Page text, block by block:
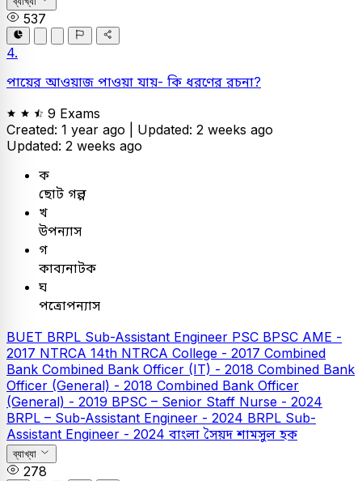
537
4.
পায়ের আওয়াজ পাওয়া যায়- কি ধরণের রচনা?
9 Exams
Created: 1 year ago | Updated: 2 weeks ago
Updated: 2 weeks ago
ক
ছোট গল্প
খ
উপন্যাস
গ
কাব্যনাটক
ঘ
পত্রোপন্যাস
BUET BRPL Sub-Assistant Engineer PSC BPSC AME -
2017 NTRCA 14th NTRCA College - 2017 Combined
Bank Combined Bank Officer (IT) - 2018 Combined Bank
Officer (General) - 2018 Combined Bank Officer
(General) - 2019 BPSC – Senior Staff Nurse - 2024
BRPL – Sub-Assistant Engineer - 2024 BRPL Sub-
Assistant Engineer - 2024 বাংলা সৈয়দ শামসুল হক
ব্যাখ্যা
278